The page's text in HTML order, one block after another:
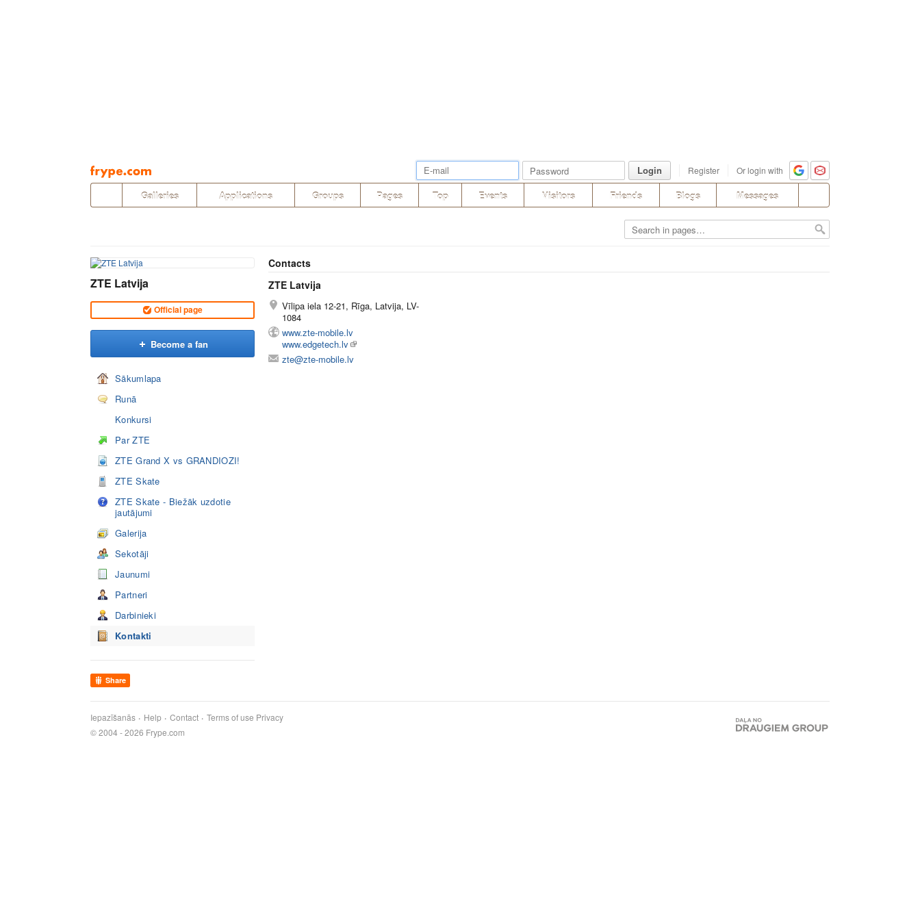
Pāriet
uz
saturu
Login Register Or login with
Galleries Applications Groups Pages Top Events Visitors Friends Blogs Messages
ZTE Latvija
Official page
Become a fan
Sākumlapa
Runā
Konkursi
Par ZTE
ZTE Grand X vs GRANDIOZI!
ZTE Skate
ZTE Skate - Biežāk uzdotie
jautājumi
Galerija
Sekotāji
Jaunumi
Partneri
Darbinieki
Kontakti
Share
Contacts
ZTE Latvija
Vīlipa iela 12-21, Rīga, Latvija, LV-
1084
www.zte-mobile.lv
www.edgetech.lv
zte@zte-mobile.lv
Iepazīšanās Help Contact Terms of use Privacy
© 2004 - 2026 Frype.com